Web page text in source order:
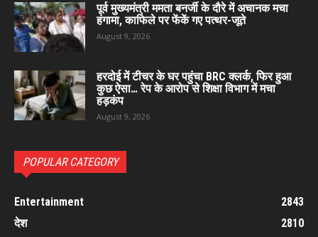
पूर्व मुख्यमंत्री ममता बनर्जी के दौरे में अचानक मचा
हंगामा, काफिले पर फेंकें गए पत्थर-जूते
August 9, 2026
हरदोई में टीचर के घर पहुंचा BRC क्लर्क, फिर हुआ
कुछ ऐसा… रेप के आरोप से शिक्षा विभाग में मचा
हड़कंप
August 9, 2026
POPULAR CATEGORY
Entertainment
2843
देश
2810